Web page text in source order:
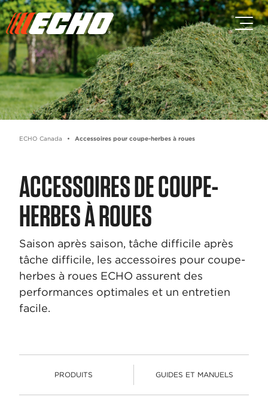
Passez au contenu principal
Passer au contenu du pied de
ECHO Canada Accessoires pour coupe-herbes à roues
ACCESSOIRES DE COUPE-
HERBES À ROUES
Saison après saison, tâche difficile après
tâche difficile, les accessoires pour coupe-
herbes à roues ECHO assurent des
performances optimales et un entretien
facile.
PRODUITS GUIDES ET MANUELS